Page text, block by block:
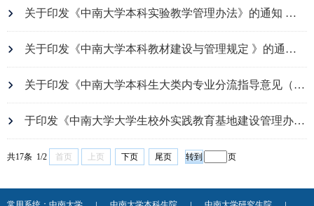
关于印发《中南大学本科实验教学管理办法》的通知 中大教字（2017）115号
关于印发《中南大学本科教材建设与管理规定 》的通知 中大教字〔2017〕12 号
关于印发《中南大学本科生大类内专业分流指导意见（实行）》的通知 中大教字〔2018〕59 号
于印发《中南大学大学生校外实践教育基地建设管理办法》的通知 中大教字【2018】47号
共17条 1/2 首页 上页 下页 尾页 页